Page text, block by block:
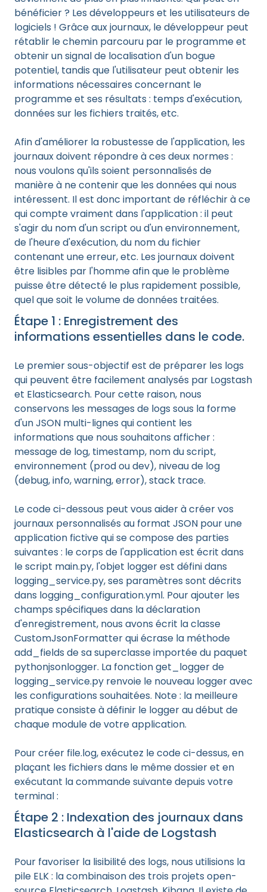
bénéficier ? Les développeurs et les utilisateurs de
logiciels ! Grâce aux journaux, le développeur peut
rétablir le chemin parcouru par le programme et
obtenir un signal de localisation d'un bogue
potentiel, tandis que l'utilisateur peut obtenir les
informations nécessaires concernant le
programme et ses résultats : temps d'exécution,
données sur les fichiers traités, etc.
Afin d'améliorer la robustesse de l'application, les
journaux doivent répondre à ces deux normes :
nous voulons qu'ils soient personnalisés de
manière à ne contenir que les données qui nous
intéressent. Il est donc important de réfléchir à ce
qui compte vraiment dans l'application : il peut
s'agir du nom d'un script ou d'un environnement,
de l'heure d'exécution, du nom du fichier
contenant une erreur, etc. Les journaux doivent
être lisibles par l'homme afin que le problème
puisse être détecté le plus rapidement possible,
quel que soit le volume de données traitées.
Étape 1 : Enregistrement des
informations essentielles dans le code.
Le premier sous-objectif est de préparer les logs
qui peuvent être facilement analysés par Logstash
et Elasticsearch. Pour cette raison, nous
conservons les messages de logs sous la forme
d'un JSON multi-lignes qui contient les
informations que nous souhaitons afficher :
message de log, timestamp, nom du script,
environnement (prod ou dev), niveau de log
(debug, info, warning, error), stack trace.
Le code ci-dessous peut vous aider à créer vos
journaux personnalisés au format JSON pour une
application fictive qui se compose des parties
suivantes : le corps de l'application est écrit dans
le script main.py, l'objet logger est défini dans
logging_service.py, ses paramètres sont décrits
dans logging_configuration.yml. Pour ajouter les
champs spécifiques dans la déclaration
d'enregistrement, nous avons écrit la classe
CustomJsonFormatter qui écrase la méthode
add_fields de sa superclasse importée du paquet
pythonjsonlogger. La fonction get_logger de
logging_service.py renvoie le nouveau logger avec
les configurations souhaitées. Note : la meilleure
pratique consiste à définir le logger au début de
chaque module de votre application.
Pour créer file.log, exécutez le code ci-dessus, en
plaçant les fichiers dans le même dossier et en
exécutant la commande suivante depuis votre
terminal :
Étape 2 : Indexation des journaux dans
Elasticsearch à l'aide de Logstash
Pour favoriser la lisibilité des logs, nous utilisions la
pile ELK : la combinaison des trois projets open-